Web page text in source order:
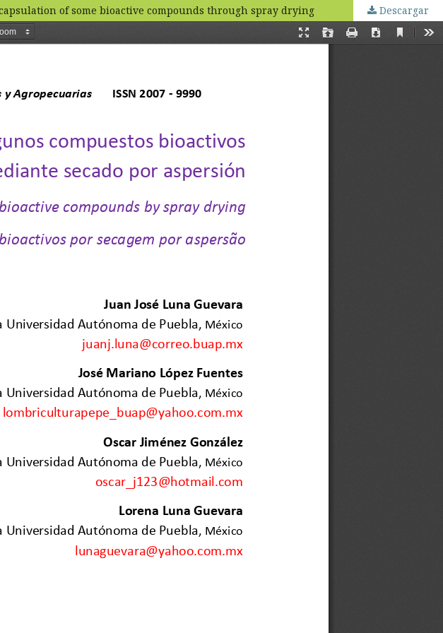
of some bioactive compounds through spray drying Descargar